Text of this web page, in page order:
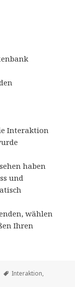
Interaktion
haben
und
wählen
Ihren
Schlagwörter
Interaktion,